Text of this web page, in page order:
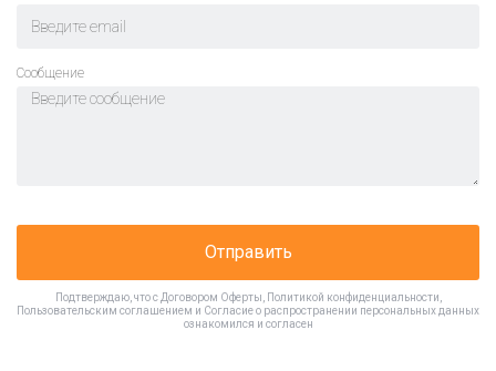
Cообщение
Отправить
Подтверждаю, что с Договором Оферты Политикой конфиденциальности
Пользовательским соглашением и Согласие о распространении персональных данных
ознакомился и согласен